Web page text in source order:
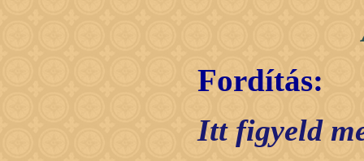
Fordítás:
Itt figyeld